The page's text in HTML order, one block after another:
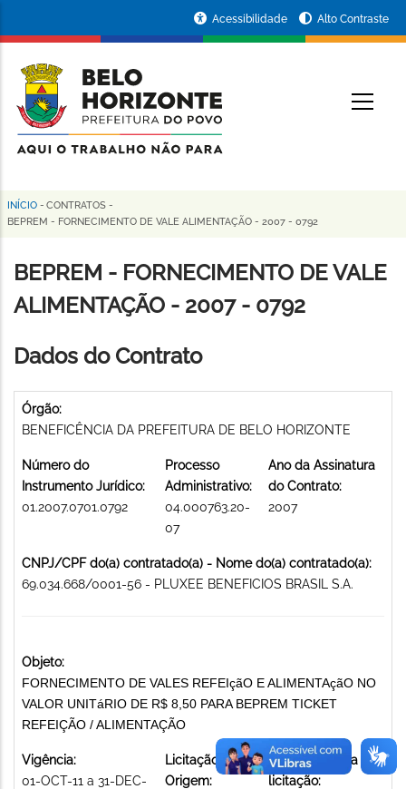
conteúdo
principal
da
Prefeitura
de
Horizonte
Acessibilidade Alto Contraste
Trilha
navegação
INÍCIO - CONTRATOS -
BEPREM - FORNECIMENTO DE VALE ALIMENTAÇÃO - 2007 - 0792
BEPREM - FORNECIMENTO DE VALE
ALIMENTAÇÃO - 2007 - 0792
Dados do Contrato
Órgão:
BENEFICÊNCIA DA PREFEITURA DE BELO HORIZONTE
Número do
Instrumento Jurídico:
01.2007.0701.0792
Processo
Administrativo:
04.000763.20-
07
Ano da Assinatura
do Contrato:
2007
CNPJ/CPF do(a) contratado(a) - Nome do(a) contratado(a):
69.034.668/0001-56 - PLUXEE BENEFICIOS BRASIL S.A.
Objeto:
FORNECIMENTO DE VALES REFEIçãO E ALIMENTAçãO NO
VALOR UNITáRIO DE R$ 8,50 PARA BEPREM TICKET
REFEIÇÃO / ALIMENTAÇÃO
Vigência:
01-OCT-11 a 31-DEC-
Licitação de
Origem:
Modalidade da
licitação: